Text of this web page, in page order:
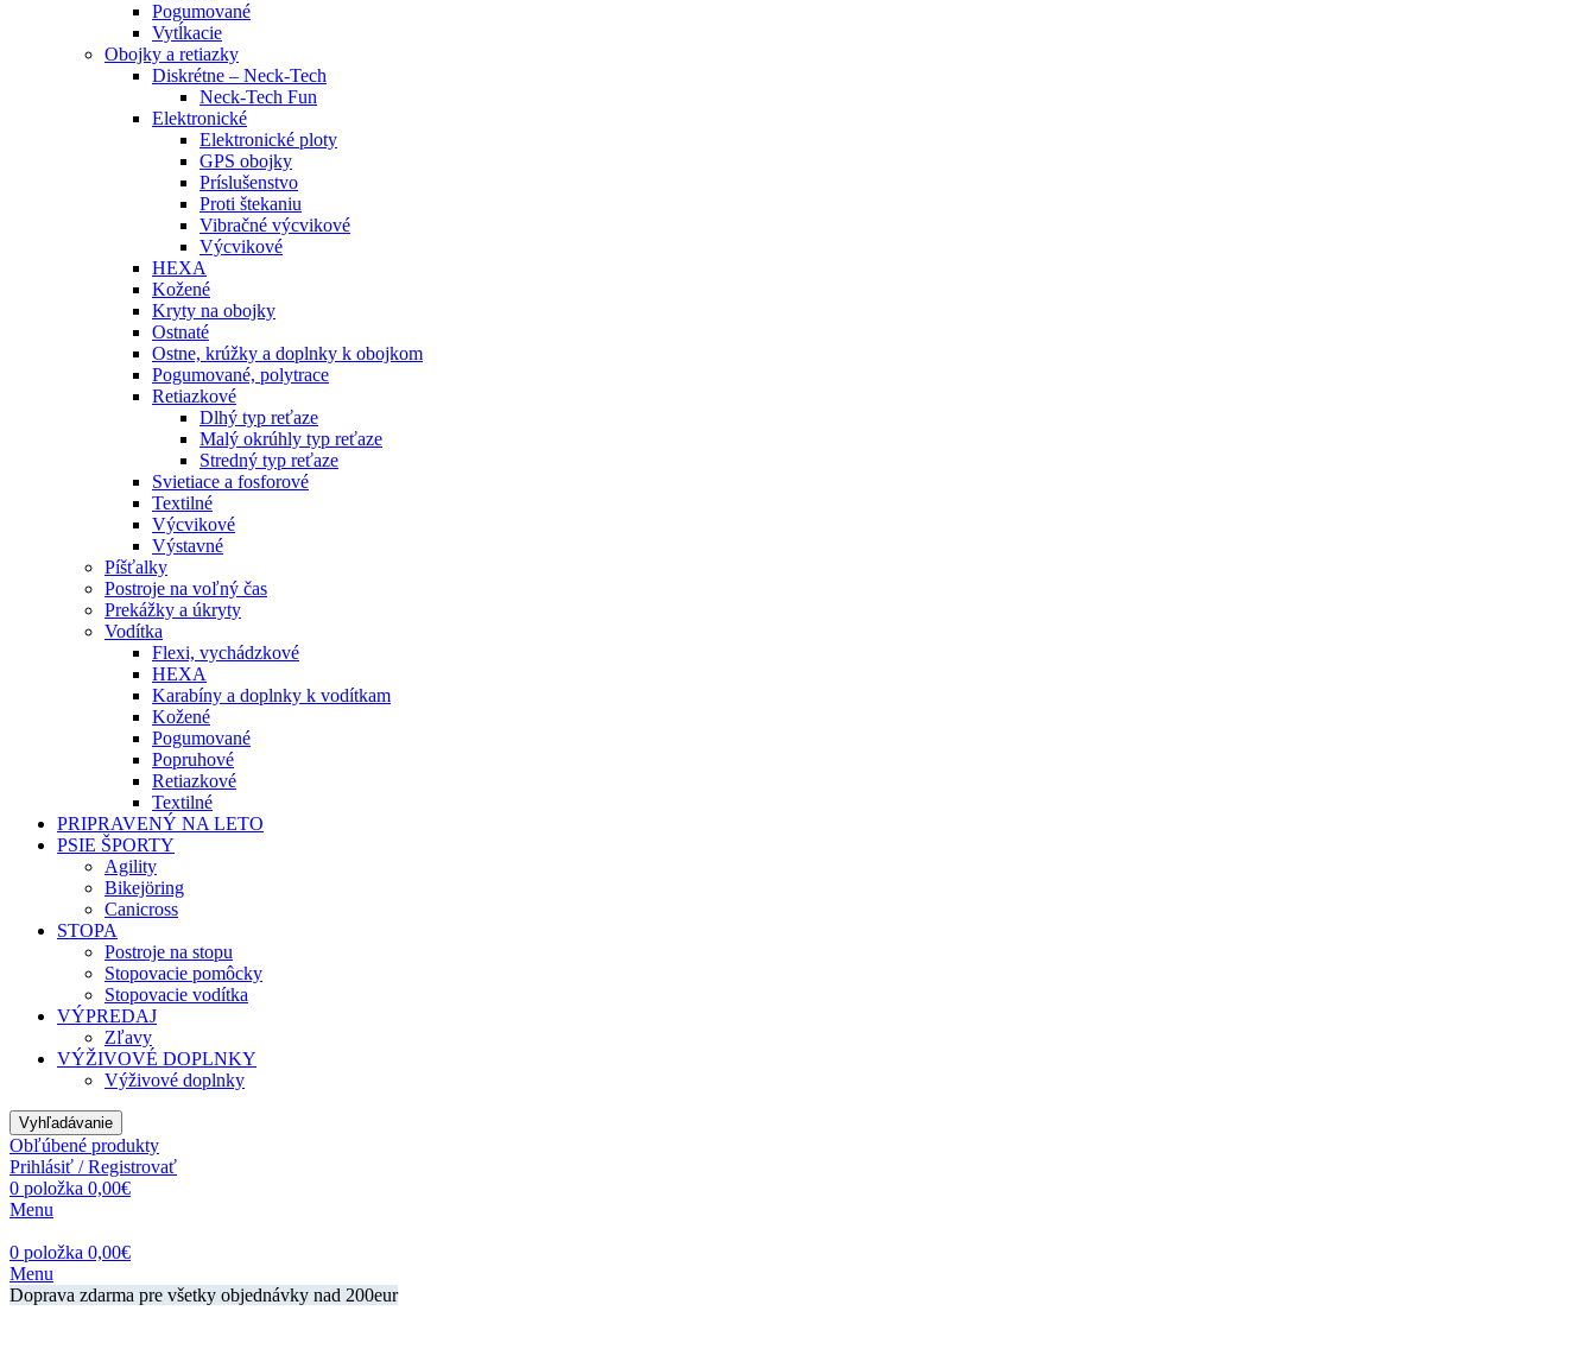
Pogumované
Vytĺkacie
Obojky a retiazky
Diskrétne – Neck-Tech
Neck-Tech Fun
Elektronické
Elektronické ploty
GPS obojky
Príslušenstvo
Proti štekaniu
Vibračné výcvikové
Výcvikové
HEXA
Kožené
Kryty na obojky
Ostnaté
Ostne, krúžky a doplnky k obojkom
Pogumované, polytrace
Retiazkové
Dlhý typ reťaze
Malý okrúhly typ reťaze
Stredný typ reťaze
Svietiace a fosforové
Textilné
Výcvikové
Výstavné
Píšťalky
Postroje na voľný čas
Prekážky a úkryty
Vodítka
Flexi, vychádzkové
HEXA
Karabíny a doplnky k vodítkam
Kožené
Pogumované
Popruhové
Retiazkové
Textilné
PRIPRAVENÝ NA LETO
PSIE ŠPORTY
Agility
Bikejöring
Canicross
STOPA
Postroje na stopu
Stopovacie pomôcky
Stopovacie vodítka
VÝPREDAJ
Zľavy
VÝŽIVOVÉ DOPLNKY
Výživové doplnky
Vyhľadávanie
Obľúbené produkty
Prihlásiť / Registrovať
0 položka 0,00€
Menu
0 položka 0,00€
Menu
Doprava zdarma pre všetky objednávky nad 200eur